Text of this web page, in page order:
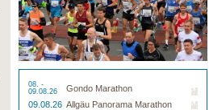
08. -
09.08.26
Gondo Marathon
09.08.26 Allgäu Panorama Marathon